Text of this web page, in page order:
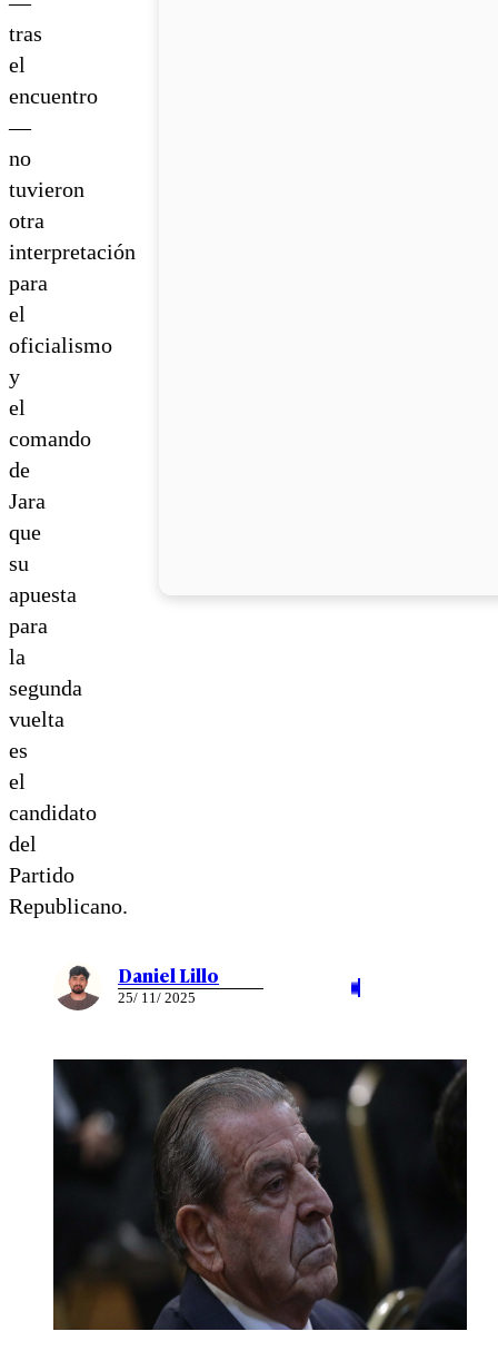
tras
el
encuentro
—
no
tuvieron
otra
interpretación
para
el
oficialismo
y
el
comando
de
Jara
que
su
apuesta
para
la
segunda
vuelta
es
el
candidato
del
Partido
Republicano.
Daniel Lillo
25/ 11/ 2025